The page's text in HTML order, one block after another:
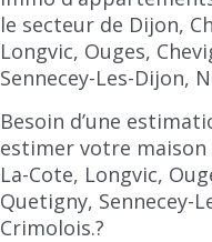
le secteur de Dijon,
Longvic, Ouges,
Sennecey-Les-Dijon,
Besoin d’une
estimer votre maison
La-Cote, Longvic,
Quetigny, Sennecey-
Crimolois.?